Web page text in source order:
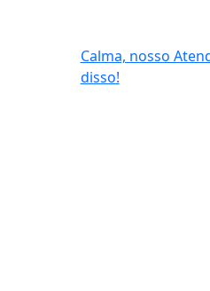
Calma, nosso
disso!